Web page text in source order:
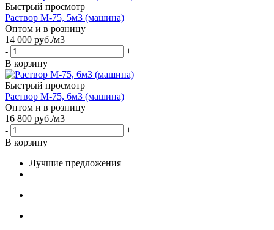
Быстрый просмотр
Раствор М-75, 5м3 (машина)
Оптом и в розницу
14 000 руб./м3
-
+
В корзину
Быстрый просмотр
Раствор М-75, 6м3 (машина)
Оптом и в розницу
16 800 руб./м3
-
+
В корзину
Лучшие предложения